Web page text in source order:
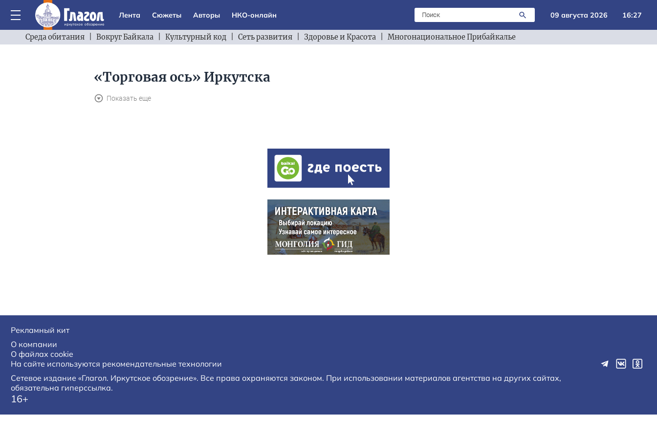
Лента Сюжеты Авторы НКО-онлайн 09 августа 2026 16:27
Среда обитания Вокруг Байкала Культурный код Сеть развития Здоровье и Красота Многонациональное Прибайкалье
«Торговая ось» Иркутска
Показать еще
Рекламный кит
О компании
О файлах cookie
На сайте используются рекомендательные технологии
Сетевое издание «Глагол. Иркутское обозрение». Все права охраняются законом. При использовании материалов агентства на других сайтах,
обязательна гиперссылка.
16+